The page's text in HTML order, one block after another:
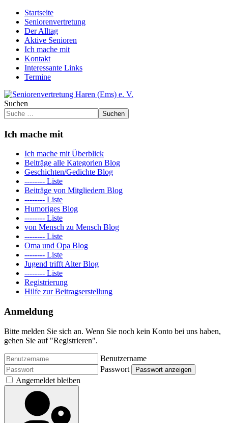
Startseite
Seniorenvertretung
Der Alltag
Aktive Senioren
Ich mache mit
Kontakt
Interessante Links
Termine
Suchen
Suchen
Ich mache mit
Ich mache mit Überblick
Beiträge alle Kategorien Blog
Geschichten/Gedichte Blog
-------- Liste
Beiträge von Mitgliedern Blog
-------- Liste
Humoriges Blog
-------- Liste
von Mensch zu Mensch Blog
-------- Liste
Oma und Opa Blog
-------- Liste
Jugend trifft Alter Blog
-------- Liste
Registrierung
Hilfe zur Beitragserstellung
Anmeldung
Bitte melden Sie sich an. Wenn Sie noch kein Konto bei uns haben,
gehen Sie auf "Registrieren".
Benutzername
Passwort
Passwort anzeigen
Angemeldet bleiben